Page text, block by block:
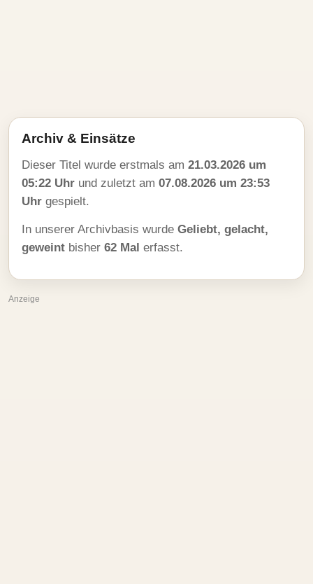
Archiv & Einsätze
Dieser Titel wurde erstmals am 21.03.2026 um
05:22 Uhr und zuletzt am 07.08.2026 um 23:53
Uhr gespielt.
In unserer Archivbasis wurde Geliebt, gelacht,
geweint bisher 62 Mal erfasst.
Anzeige